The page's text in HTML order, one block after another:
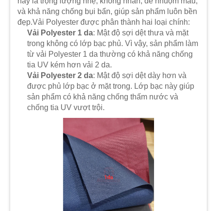
và khả năng chống bụi bẩn, giúp sản phẩm luôn bền
đẹp.Vải Polyester được phân thành hai loại chính:
Vải Polyester 1 da: Mật độ sợi dệt thưa và mặt
trong không có lớp bạc phủ. Vì vậy, sản phẩm làm
từ vải Polyester 1 da thường có khả năng chống
tia UV kém hơn vải 2 da.
Vải Polyester 2 da: Mật độ sợi dệt dày hơn và
được phủ lớp bạc ở mặt trong. Lớp bạc này giúp
sản phẩm có khả năng chống thấm nước và
chống tia UV vượt trội.